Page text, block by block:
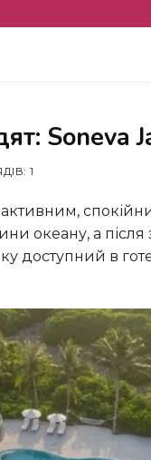
Soneva
1
океану, а
в